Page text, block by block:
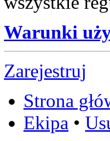
Warunki
Zarejestruj
Strona
Ekipa •